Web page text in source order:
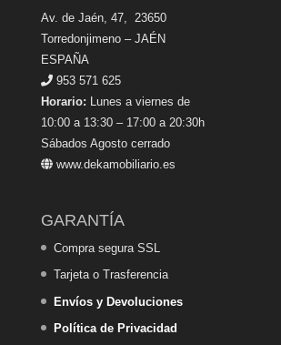
Av. de Jaén, 47, 23650
Torredonjimeno – JAÉN
ESPAÑA
953 571 625
Horario: Lunes a viernes de
10:00 a 13:30 – 17:00 a 20:30h
Sábados Agosto cerrado
www.dekamobiliario.es
GARANTÍA
Compra segura SSL
Tarjeta o Trasferencia
Envíos y Devoluciones
Política de Privacidad